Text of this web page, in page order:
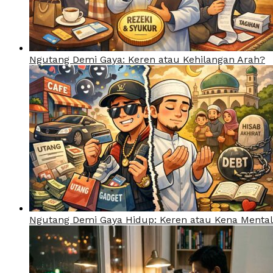
Ngutang Demi Gaya: Keren atau Kehilangan Arah?
Ngutang Demi Gaya Hidup: Keren atau Kena